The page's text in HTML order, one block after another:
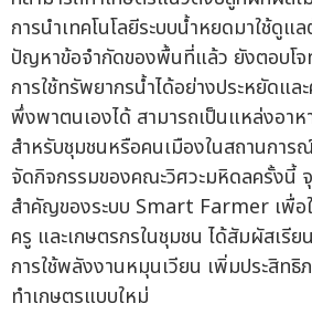
การนำเทคโนโลยีระบบน้ำหยดมาใช้ดูแ
ปัญหาข้อจำกัดของพื้นที่แล้ว ยังตอบโจ
การใช้ทรัพยากรน้ำได้อย่างประหยัดแ
พึ่งพาตนเองได้ สามารถเป็นแหล่งอา
สำหรับชุมชนหรือคนเมืองในสถานการ
จัดกิจกรรมของคณะวิศวะมหิดลครั้งนี้
สำคัญของระบบ Smart Farmer เพื่อ
ครู และเกษตรกรในชุมชน ได้สัมผัสเรีย
การใช้พลังงานหมุนเวียน เพิ่มประสิท
ทำเกษตรแบบใหม่